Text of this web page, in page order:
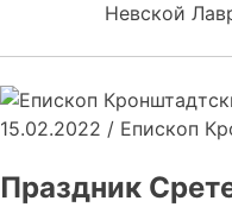
Невской
15.02.2022 / Епископ
Праздник